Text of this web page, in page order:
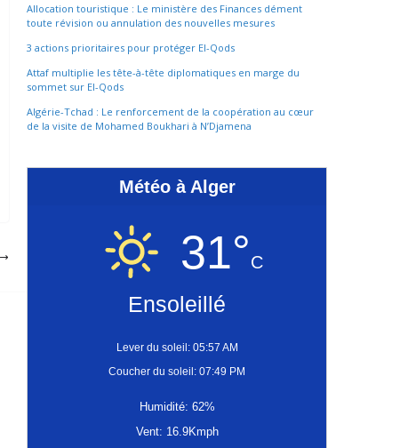
Allocation touristique : Le ministère des Finances dément
toute révision ou annulation des nouvelles mesures
3 actions prioritaires pour protéger El-Qods
Attaf multiplie les tête-à-tête diplomatiques en marge du
sommet sur El-Qods
Algérie-Tchad : Le renforcement de la coopération au cœur
de la visite de Mohamed Boukhari à N’Djamena
Météo à Alger
31°C
Ensoleillé
Lever du soleil: 05:57 AM
Coucher du soleil: 07:49 PM
Humidité: 62%
Vent: 16.9Kmph